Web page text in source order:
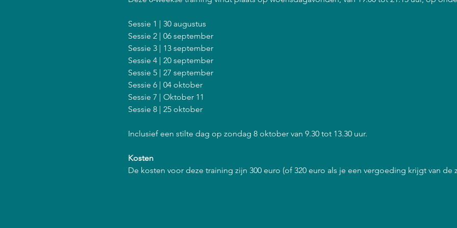
Sessie 1 | 30 augustus
Sessie 2 | 06 september
Sessie 3 | 13 september
Sessie 4 | 20 september
Sessie 5 | 27 september
Sessie 6 | 04 oktober
Sessie 7 | Oktober 11
Sessie 8 | 25 oktober
Inclusief een stilte dag op zondag 8 oktober van 9.30 tot 13.30 uur.
Kosten
De kosten voor deze training zijn 300 euro (of 320 euro als je een vergoeding krijgt van de